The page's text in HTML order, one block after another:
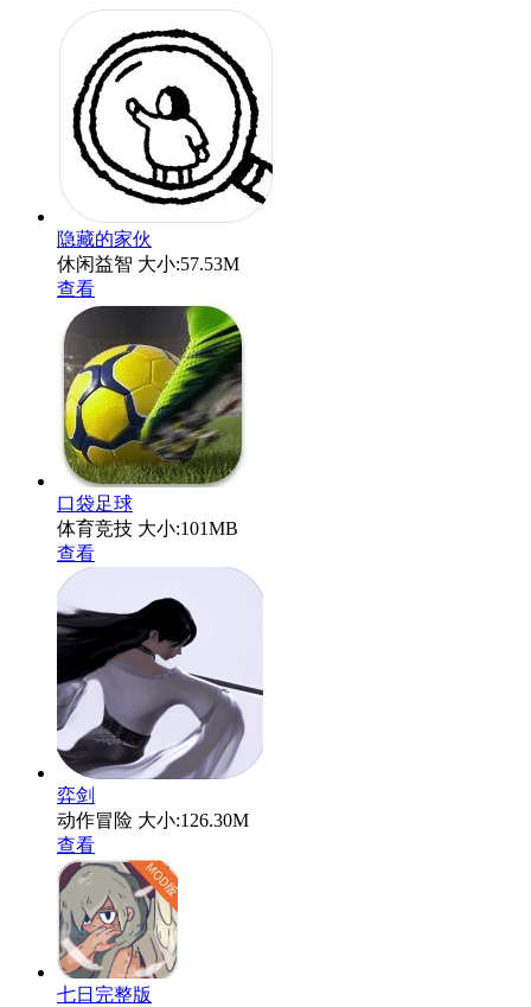
隐藏的家伙
休闲益智 大小:57.53M
查看
口袋足球
体育竞技 大小:101MB
查看
弈剑
动作冒险 大小:126.30M
查看
七日完整版